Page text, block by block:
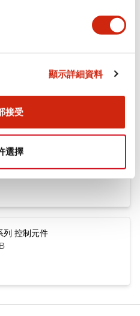
顯示詳細資料
接受
選擇
與標準
控制元件 (英文版)
控制元件